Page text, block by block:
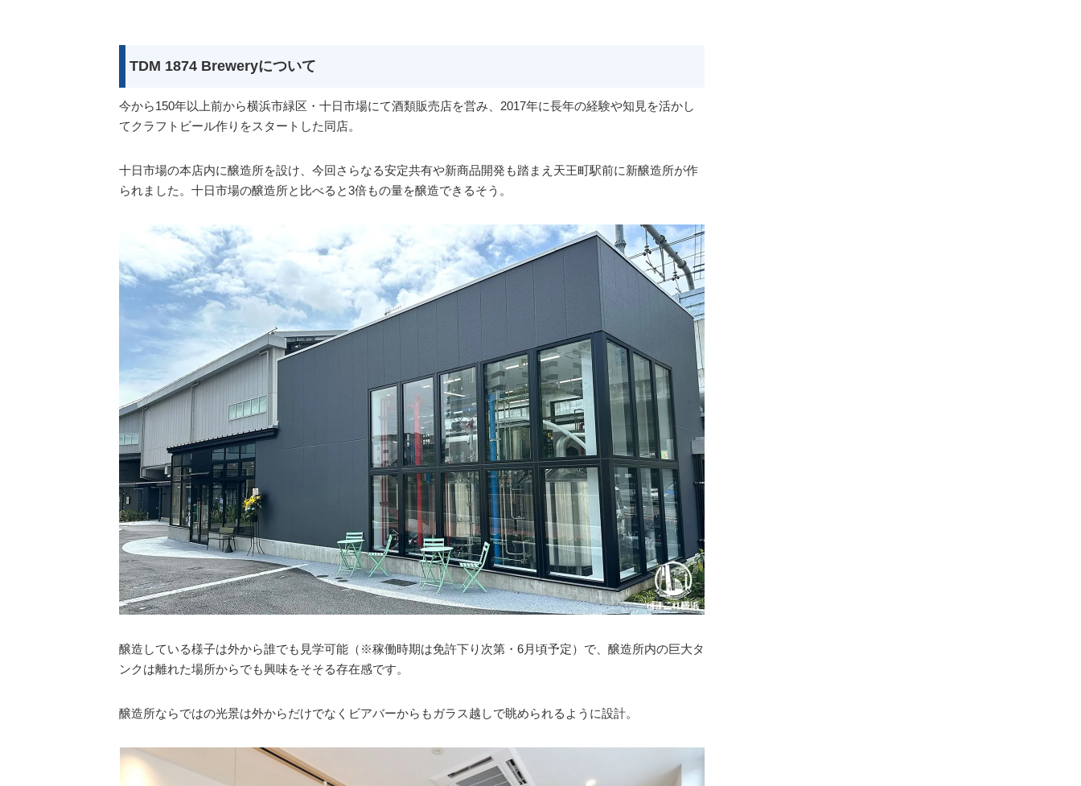
TDM 1874 Breweryについて
今から150年以上前から横浜市緑区・十日市場にて酒類販売店を営み、2017年に長年の経験や知見を活かし
てクラフトビール作りをスタートした同店。
十日市場の本店内に醸造所を設け、今回さらなる安定共有や新商品開発も踏まえ天王町駅前に新醸造所が作
られました。十日市場の醸造所と比べると3倍もの量を醸造できるそう。
醸造している様子は外から誰でも見学可能（※稼働時期は免許下り次第・6月頃予定）で、醸造所内の巨大タ
ンクは離れた場所からでも興味をそそる存在感です。
醸造所ならではの光景は外からだけでなくビアバーからもガラス越しで眺められるように設計。